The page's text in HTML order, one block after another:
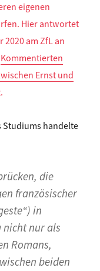
eigenen
Hier antwortet
2020 am ZfL an
Kommentierten
Ernst und
Studiums handelte
die
französischer
in
nicht nur als
Romans,
beiden